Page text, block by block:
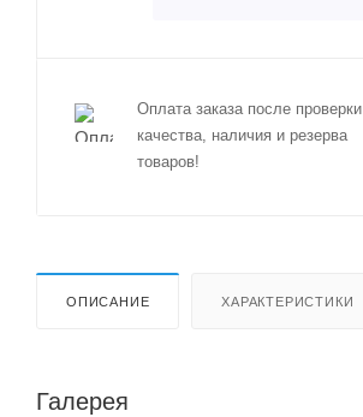
Оплата заказа после проверки
качества, наличия и резерва
товаров!
ОПИСАНИЕ ХАРАКТЕРИСТИКИ
Галерея